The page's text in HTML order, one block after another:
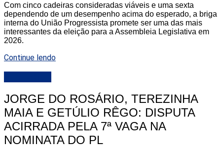
Com cinco cadeiras consideradas viáveis e uma sexta
dependendo de um desempenho acima do esperado, a briga
interna do União Progressista promete ser uma das mais
interessantes da eleição para a Assembleia Legislativa em
2026.
Continue lendo
JORGE DO ROSÁRIO, TEREZINHA
MAIA E GETÚLIO RÊGO: DISPUTA
ACIRRADA PELA 7ª VAGA NA
NOMINATA DO PL